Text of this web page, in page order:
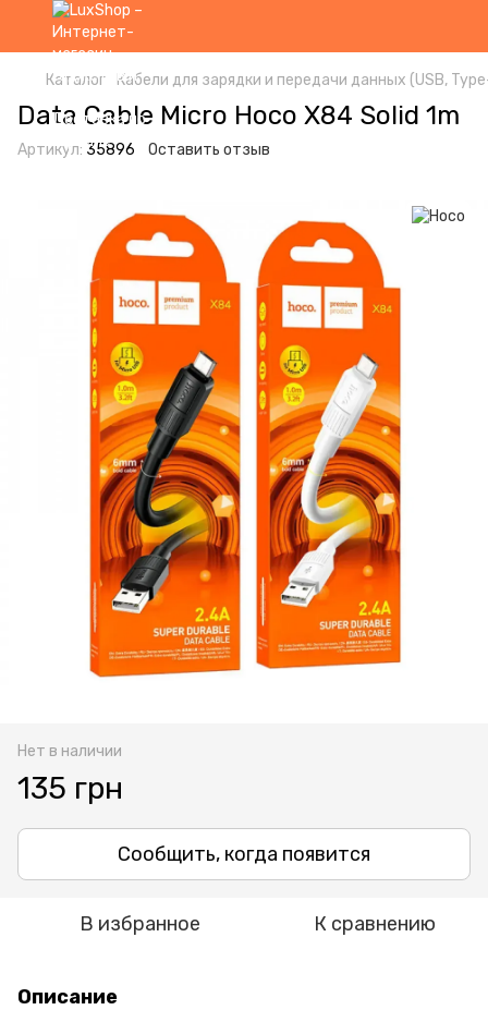
Каталог Кабели для зарядки и передачи данных (USB,
Data Cable Micro Hoco X84 Solid 1m
Артикул: 35896 Оставить отзыв
Нет в наличии
135 грн
Сообщить, когда появится
В избранное К сравнению
Описание